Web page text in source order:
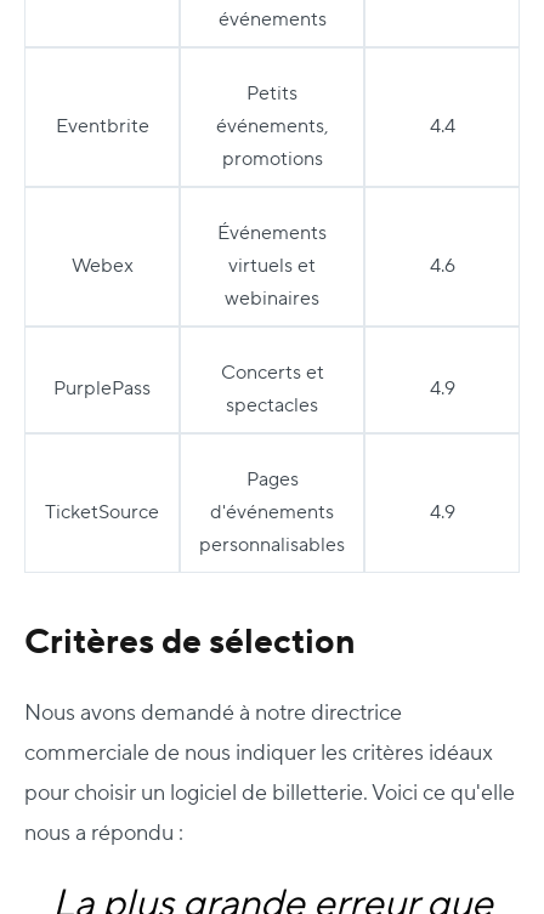
Eventbrite
Webex
PurplePass
TicketSource
événements
Petits
événements,
promotions
Événements
virtuels et
webinaires
Concerts et
spectacles
Pages
d'événements
personnalisables
4.4
4.6
4.9
4.9
Critères de sélection
Nous avons demandé à notre directrice
commerciale de nous indiquer les critères idéaux
pour choisir un logiciel de billetterie. Voici ce qu'elle
nous a répondu :